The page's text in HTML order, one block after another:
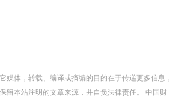
媒体，转载、编译或摘编的目的在于传递更多信息，
留本站注明的文章来源，并自负法律责任。 中国财